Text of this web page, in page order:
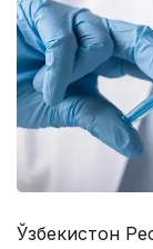
Ўзбекистон